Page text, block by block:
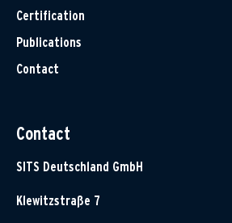
Certification
Publications
Contact
Contact
SITS Deutschland GmbH
Klewitzstraße 7